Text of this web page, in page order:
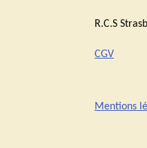
R.C.S
CGV
Mentions